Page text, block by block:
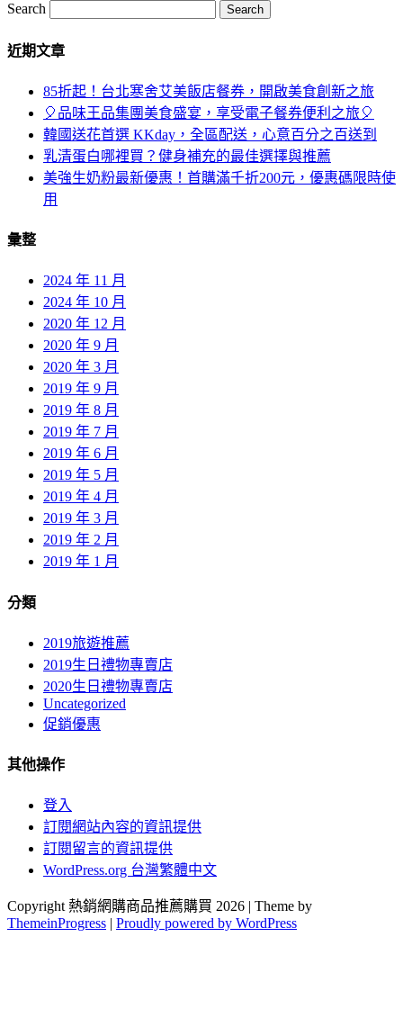
Search
近期文章
85折起！台北寒舍艾美飯店餐券，開啟美食創新之旅
🎈品味王品集團美食盛宴，享受電子餐券便利之旅🎈
韓國送花首選 KKday，全區配送，心意百分之百送到
乳清蛋白哪裡買？健身補充的最佳選擇與推薦
美強生奶粉最新優惠！首購滿千折200元，優惠碼限時使
用
彙整
2024 年 11 月
2024 年 10 月
2020 年 12 月
2020 年 9 月
2020 年 3 月
2019 年 9 月
2019 年 8 月
2019 年 7 月
2019 年 6 月
2019 年 5 月
2019 年 4 月
2019 年 3 月
2019 年 2 月
2019 年 1 月
分類
2019旅遊推薦
2019生日禮物專賣店
2020生日禮物專賣店
Uncategorized
促銷優惠
其他操作
登入
訂閱網站內容的資訊提供
訂閱留言的資訊提供
WordPress.org 台灣繁體中文
Copyright 熱銷網購商品推薦購買 2026 | Theme by
ThemeinProgress | Proudly powered by WordPress